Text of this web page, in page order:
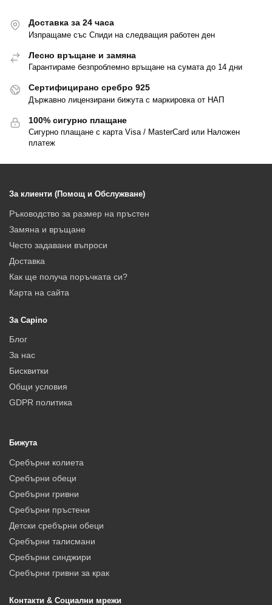
Доставка за 24 часа
Изпращаме със Спиди на следващия работен ден
Лесно връщане и замяна
Гарантираме безпроблемно връщане на сумата до 14 дни
Сертифицирано сребро 925
Държавно лицензирани бижута с маркировка от НАП
100% сигурно плащане
Сигурно плащане с карта Visa / MasterCard или Наложен
платеж
За клиенти (Помощ и Обслужване)
Ръководство за размер на пръстен
Замяна и връщане
Често задавани въпроси
Доставка
Как ще получа поръчката си?
Карта на сайта
За Capino
Блог
За нас
Бисквитки
Общи условия
GDPR политика
Бижута
Сребърни колиета
Сребърни обеци
Сребърни гривни
Сребърни пръстени
Детски сребърни обеци
Сребърни талисмани
Сребърни синджири
Сребърни гривни за крак
Контакти & Социални мрежи